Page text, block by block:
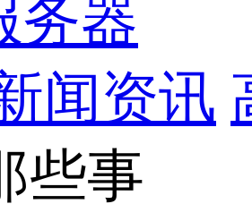
务器
闻资讯
些事